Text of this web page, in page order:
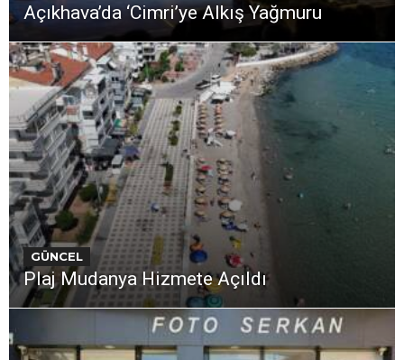
Açıkhava’da ‘Cimri’ye Alkış Yağmuru
GÜNCEL
Plaj Mudanya Hizmete Açıldı